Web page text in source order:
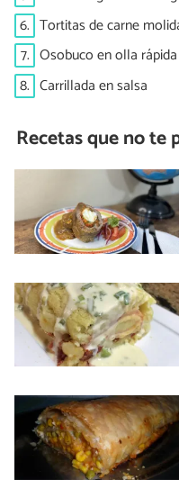
6. Tortitas de carne
7. Osobuco en olla rápida
8. Carrillada en salsa
Recetas que no te